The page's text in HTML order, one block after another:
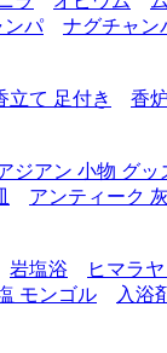
ンパ ナグチャン
立て 足付き 香
ジアン 小物 グッ
アンティーク
岩塩浴 ヒマラ
モンゴル 入浴